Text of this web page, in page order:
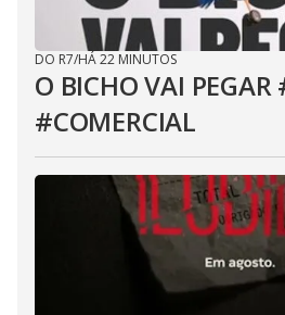
DO R7/HÁ 22 MINUTOS
O BICHO VAI PEGAR
#COMERCIAL